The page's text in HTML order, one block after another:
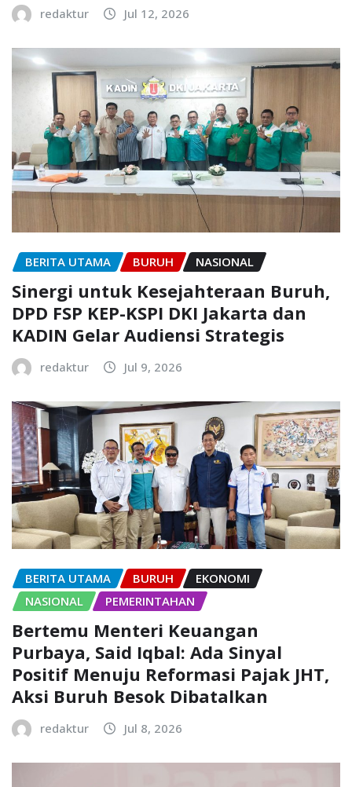
redaktur Jul 12, 2026
BERITA UTAMA BURUH NASIONAL
Sinergi untuk Kesejahteraan Buruh,
DPD FSP KEP-KSPI DKI Jakarta dan
KADIN Gelar Audiensi Strategis
redaktur Jul 9, 2026
BERITA UTAMA BURUH
EKONOMI
NASIONAL
PEMERINTAHAN
Bertemu Menteri Keuangan
Purbaya, Said Iqbal: Ada Sinyal
Positif Menuju Reformasi Pajak JHT,
Aksi Buruh Besok Dibatalkan
redaktur Jul 8, 2026